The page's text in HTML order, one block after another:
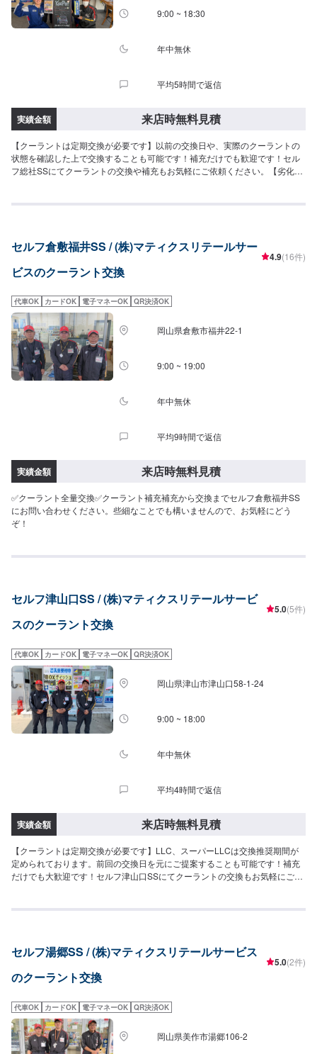
9:00 ~ 18:30
年中無休
平均5時間で返信
実績金額 来店時無料見積
【クーラントは定期交換が必要です】以前の交換日や、実際のクーラントの
状態を確認した上で交換することも可能です！補充だけでも歓迎です！セル
フ総社SSにてクーラントの交換や補充もお気軽にご依頼ください。【劣化す
まずご予約の上でご来店ください！
セルフ倉敷福井SS / (株)マティクスリテールサー
ビスのクーラント交換
4.9(16件)
代車OK カードOK 電子マネーOK QR決済OK
岡山県倉敷市福井22-1
9:00 ~ 19:00
年中無休
平均9時間で返信
実績金額 来店時無料見積
✅クーラント全量交換✅クーラント補充補充から交換までセルフ倉敷福井SS
にお問い合わせください。些細なことでも構いませんので、お気軽にどう
ぞ！
セルフ津山口SS / (株)マティクスリテールサービ
スのクーラント交換
5.0(5件)
代車OK カードOK 電子マネーOK QR決済OK
岡山県津山市津山口58-1-24
9:00 ~ 18:00
年中無休
平均4時間で返信
実績金額 来店時無料見積
【クーラントは定期交換が必要です】LLC、スーパーLLCは交換推奨期間が
定められております。前回の交換日を元にご提案することも可能です！補充
だけでも大歓迎です！セルフ津山口SSにてクーラントの交換もお気軽にご依
ので、気になる方はまずご予約の上ご来店くださいませ！
セルフ湯郷SS / (株)マティクスリテールサービス
のクーラント交換
5.0(2件)
代車OK カードOK 電子マネーOK QR決済OK
岡山県美作市湯郷106-2